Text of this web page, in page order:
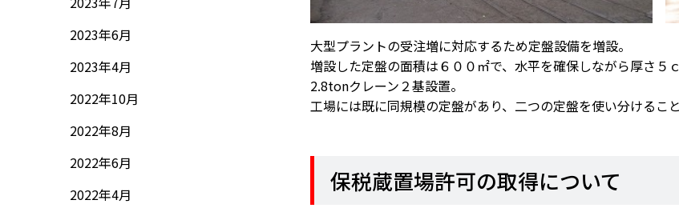
2023年6月
2023年4月
2022年10月
2022年8月
2022年6月
2022年4月
大型プラントの受注増に対応するため定盤設備を増設。
増設した定盤の面積は６００㎡で、水平を確保しながら厚さ
2.8tonクレーン２基設置。
工場には既に同規模の定盤があり、二つの定盤を使い分けるこ
保税蔵置場許可の取得について